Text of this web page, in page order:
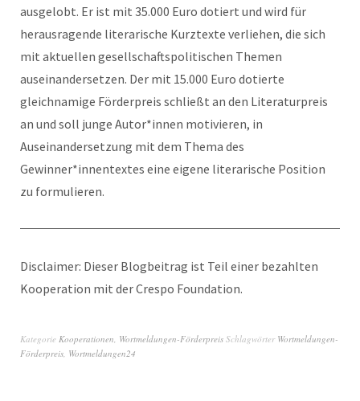
ausgelobt. Er ist mit 35.000 Euro dotiert und wird für
herausragende literarische Kurztexte verliehen, die sich
mit aktuellen gesellschaftspolitischen Themen
auseinandersetzen. Der mit 15.000 Euro dotierte
gleichnamige Förderpreis schließt an den Literaturpreis
an und soll junge Autor*innen motivieren, in
Auseinandersetzung mit dem Thema des
Gewinner*innentextes eine eigene literarische Position
zu formulieren.
Disclaimer: Dieser Blogbeitrag ist Teil einer bezahlten
Kooperation mit der Crespo Foundation.
Kategorie Kooperationen Wortmeldungen-Förderpreis Schlagwörter Wortmeldungen-
Förderpreis Wortmeldungen24